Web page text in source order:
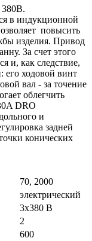
380В.
в индукционной
повысить
изделия. Привод
За счет этого
и, как следствие,
его ходовой винт
вал - за точение
облегчить
DRO
и
задней
конических
70, 2000
электрический
3х380 В
2
600